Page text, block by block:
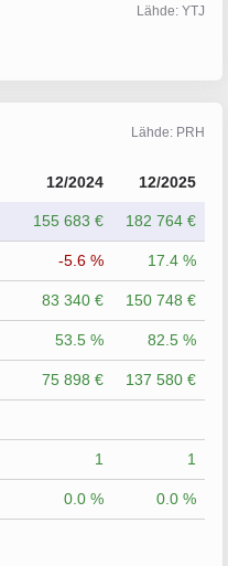
Lähde: YTJ
Lähde: PRH
12/2024 12/2025
155 683 € 182 764 €
-5.6 % 17.4 %
83 340 € 150 748 €
53.5 % 82.5 %
75 898 € 137 580 €
1 1
0.0 %
0.0 %